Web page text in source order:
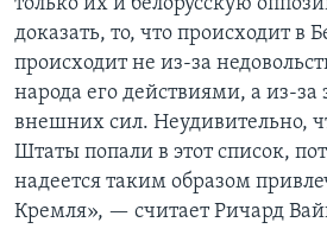
доказать, то, что происходит в
происходит не из-за
народа его действиями, а из-
внешних сил. Неудивительно,
Штаты попали в этот список,
надеется таким образом
Кремля», — считает Ричард